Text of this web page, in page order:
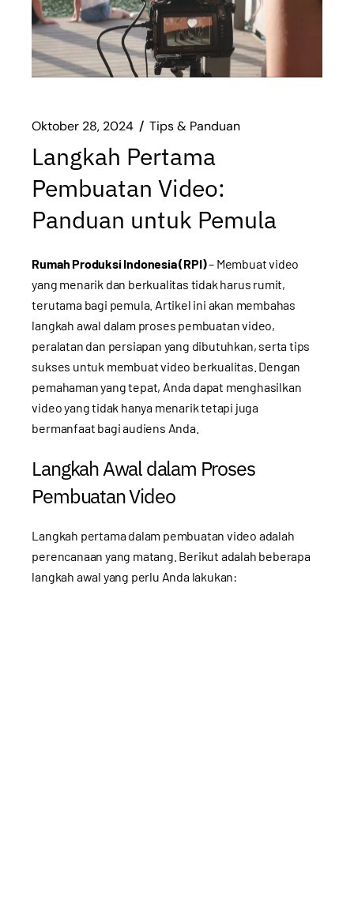
Oktober 28, 2024 Tips & Panduan
Langkah Pertama
Pembuatan Video:
Panduan untuk Pemula
Rumah Produksi Indonesia (RPI)– Membuat video
yang menarik dan berkualitas tidak harus rumit,
terutama bagi pemula. Artikel ini akan membahas
langkah awal dalam proses pembuatan video,
peralatan dan persiapan yang dibutuhkan, serta tips
sukses untuk membuat video berkualitas. Dengan
pemahaman yang tepat, Anda dapat menghasilkan
video yang tidak hanya menarik tetapi juga
bermanfaat bagi audiens Anda.
Langkah Awal dalam Proses
Pembuatan Video
Langkah pertama dalam pembuatan video adalah
perencanaan yang matang. Berikut adalah beberapa
langkah awal yang perlu Anda lakukan: